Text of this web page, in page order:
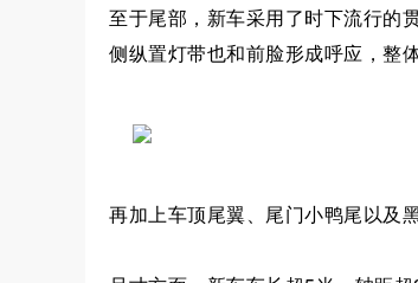
至于尾部，新车采用了时下流行的
侧纵置灯带也和前脸形成呼应，整
再加上车顶尾翼、尾门小鸭尾以及